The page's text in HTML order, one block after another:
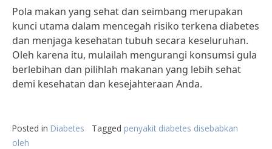
Pola makan yang sehat dan seimbang merupakan
kunci utama dalam mencegah risiko terkena diabetes
dan menjaga kesehatan tubuh secara keseluruhan.
Oleh karena itu, mulailah mengurangi konsumsi gula
berlebihan dan pilihlah makanan yang lebih sehat
demi kesehatan dan kesejahteraan Anda.
Posted in Diabetes Tagged penyakit diabetes disebabkan
oleh